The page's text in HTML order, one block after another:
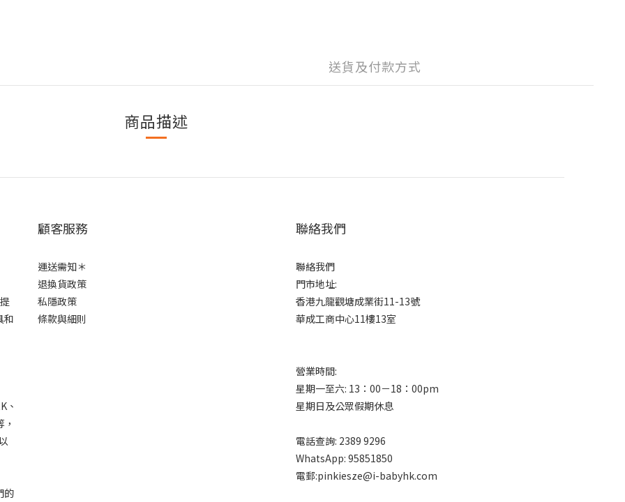
送貨及付款方式
商品描述
和
、
的
顧客服務
運送需知＊
退換貨政策
私隱政策
條款與細則
聯絡我們
聯絡我們
門市地址:
香港九龍觀塘成業街11-13號
華成工商中心11樓13室
營業時間:
星期一至六: 13：00－18：00pm
星期日及公眾假期休息
電話查詢: 2389 9296
WhatsApp: 95851850
電郵:pinkiesze@i-babyhk.com